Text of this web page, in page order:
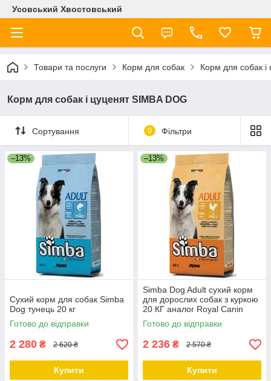
Усовський Хвостовський
Товари та послуги Корм для собак Корм для собак і
Корм для собак і цуценят SIMBA DOG
Сортування 0 Фільтри
–13%
Сухий корм для собак Simba
Dog тунець 20 кг
Готово до відправки
2 280 ₴ 2 620 ₴
Купити
–13%
Simba Dog Adult сухий корм
для дорослих собак з куркою
20 КГ аналог Royal Canin
Club CC Adult
Готово до відправки
2 236 ₴ 2 570 ₴
Купити